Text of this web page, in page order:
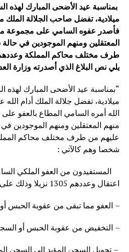
ميلادية، تفضل صاحب الجلالة
فأصدر عفوه السامي على مجموعة
المعتقلين ومنهم الموجودين في
طرف مختلف محاكم المملكة وعددهم 1526
يلي نص البلاغ الذي أصدرته وزارة
ميلادية، تفضل جلالة الملك أدام
الله أمره السامي المطاع بالعفو
منهم المعتقلين ومنهم الموجودين
شخصا وهم كالآتي :
المستفيدون من العفو الملكي
اعتقال وعددهم 1305 نزيلا وذلك على النحو التالي :
– العفو مما تبقى من عقوبة الحبس أو
– التخفيض من عقوبة الحبس أو السجن لفائدة
– تحويل السجن المؤبد إلى السجن المحدد